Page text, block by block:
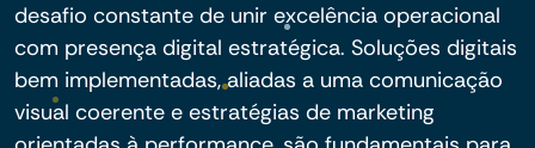
desafio constante de unir excelência operacional
com presença digital estratégica. Soluções digitais
bem implementadas, aliadas a uma comunicação
visual coerente e estratégias de marketing